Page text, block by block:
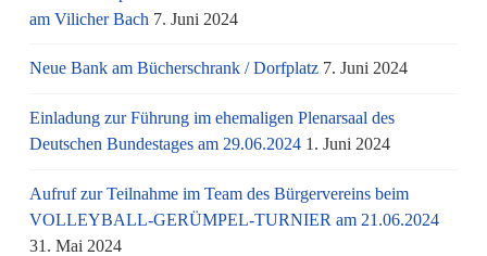
am Vi­li­cher Bach 7. Juni 2024
Neue Bank am Bücherschrank / Dorfplatz 7. Juni 2024
Einladung zur Führung im ehemaligen Plenarsaal des
Deutschen Bundestages am 29.06.2024 1. Juni 2024
Aufruf zur Teilnahme im Team des Bürgervereins beim
VOLLEYBALL-GERÜMPEL-TURNIER am 21.06.2024
31. Mai 2024